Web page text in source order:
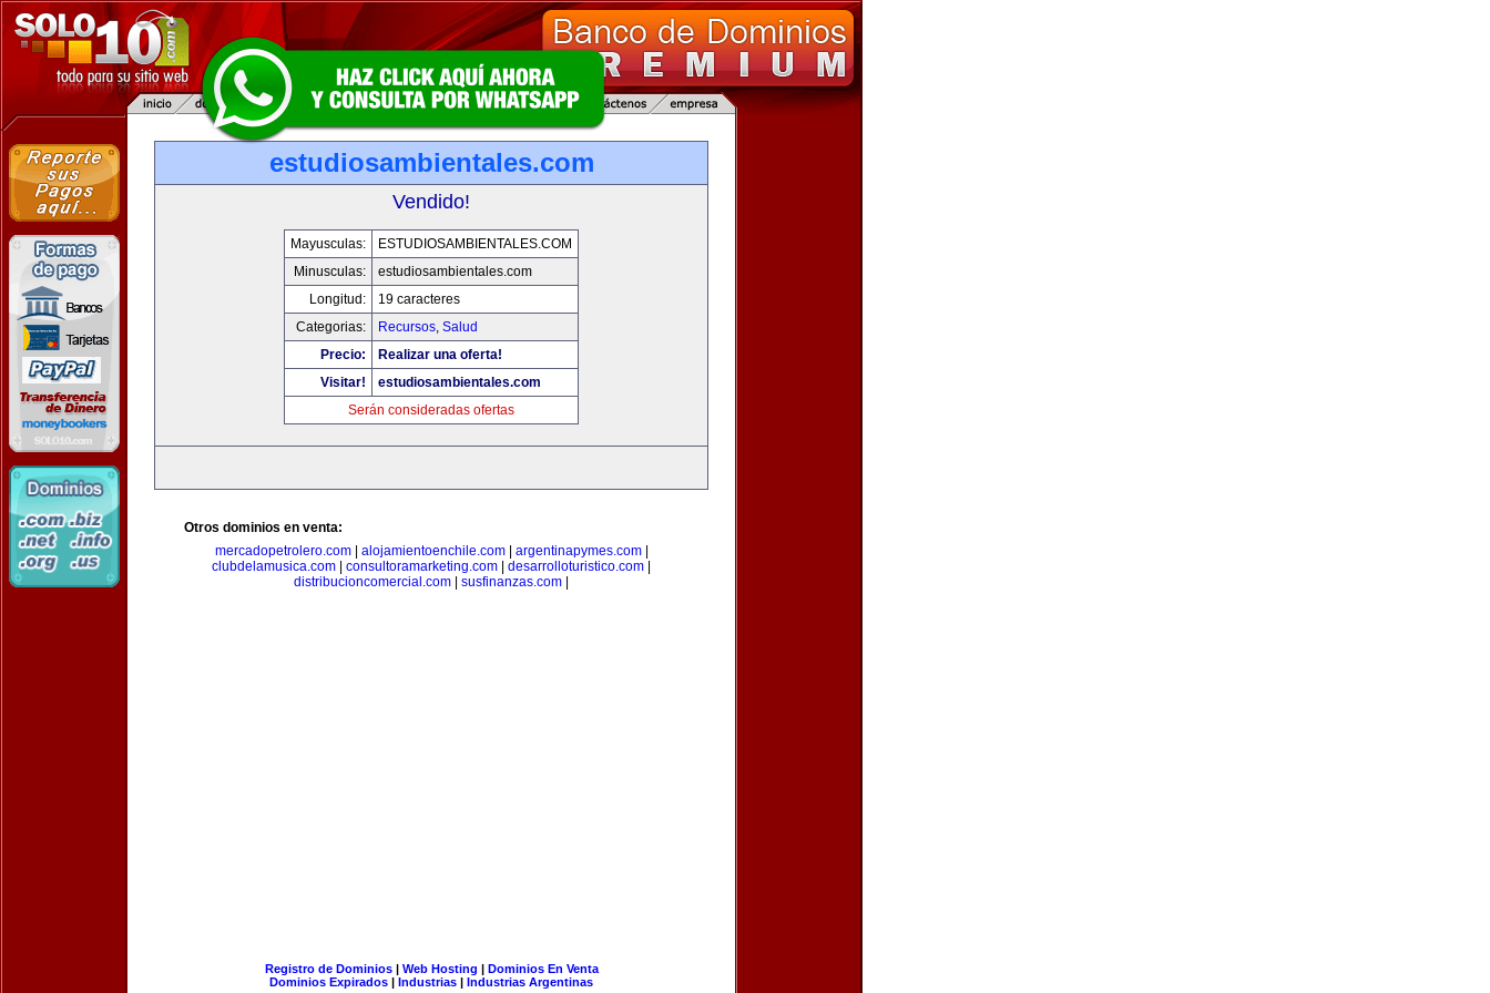
estudiosambientales.com
Vendido!
Mayusculas:
ESTUDIOSAMBIENTALES.COM
Minusculas:
estudiosambientales.com
Longitud:
19 caracteres
Categorias:
Recursos, Salud
Precio:
Realizar una oferta!
Visitar!
estudiosambientales.com
Serán consideradas ofertas
Otros dominios en venta:
mercadopetrolero.com| alojamientoenchile.com| argentinapymes.com|
clubdelamusica.com
consultoramarketing.com desarrolloturistico.com
distribucioncomercial.com
susfinanzas.com
Registro de Dominios| Web Hosting | Dominios En Venta
Dominios Expirados | Industrias | Industrias Argentinas